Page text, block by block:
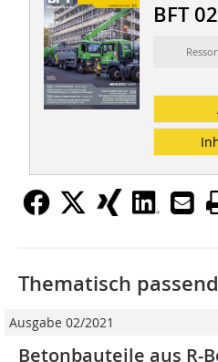
BFT
Thematisch
Ausgabe 02/2021
Betonbauteile aus R-